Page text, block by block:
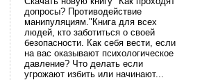
допросы? Противодействие
манипуляциям."Книга для всех
людей, кто заботиться о своей
безопасности. Как себя вести, если
на вас оказывают психологическое
давление? Что делать если
угрожают избить или начинают...